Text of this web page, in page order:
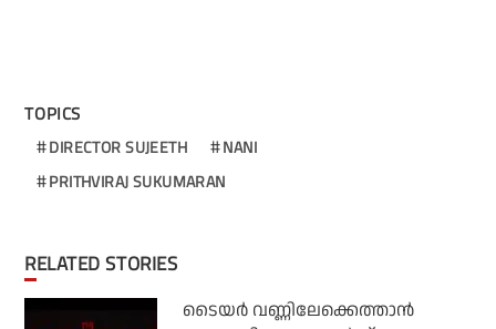
TOPICS
DIRECTOR SUJEETH
NANI
PRITHVIRAJ SUKUMARAN
RELATED STORIES
ടൈയര്‍ വണ്ണിലേക്കെത്താന്‍